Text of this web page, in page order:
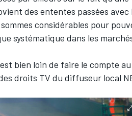
des ententes passées
considérables pour
systématique dans les
bien loin de faire le compte
droits TV du diffuseur local